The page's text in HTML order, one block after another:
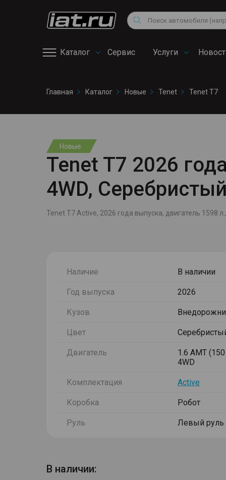
Поиск
Каталог Сервис
сервис
Услуги
Снегоходы
Квадроциклы
Главная Каталог Новые Tenet Tenet T7
Новые
Tenet T7 2026
4WD, Серебристый
Tenet T7 Active, 2026 года выпуска, двигатель 1598
Наличие В наличии
Год выпуска 2026
Кузов
Цвет
Двигатель
1.6 AMT (150
4WD
Комплектация Active
Коробка Робот
Руль Левый руль
В наличии: